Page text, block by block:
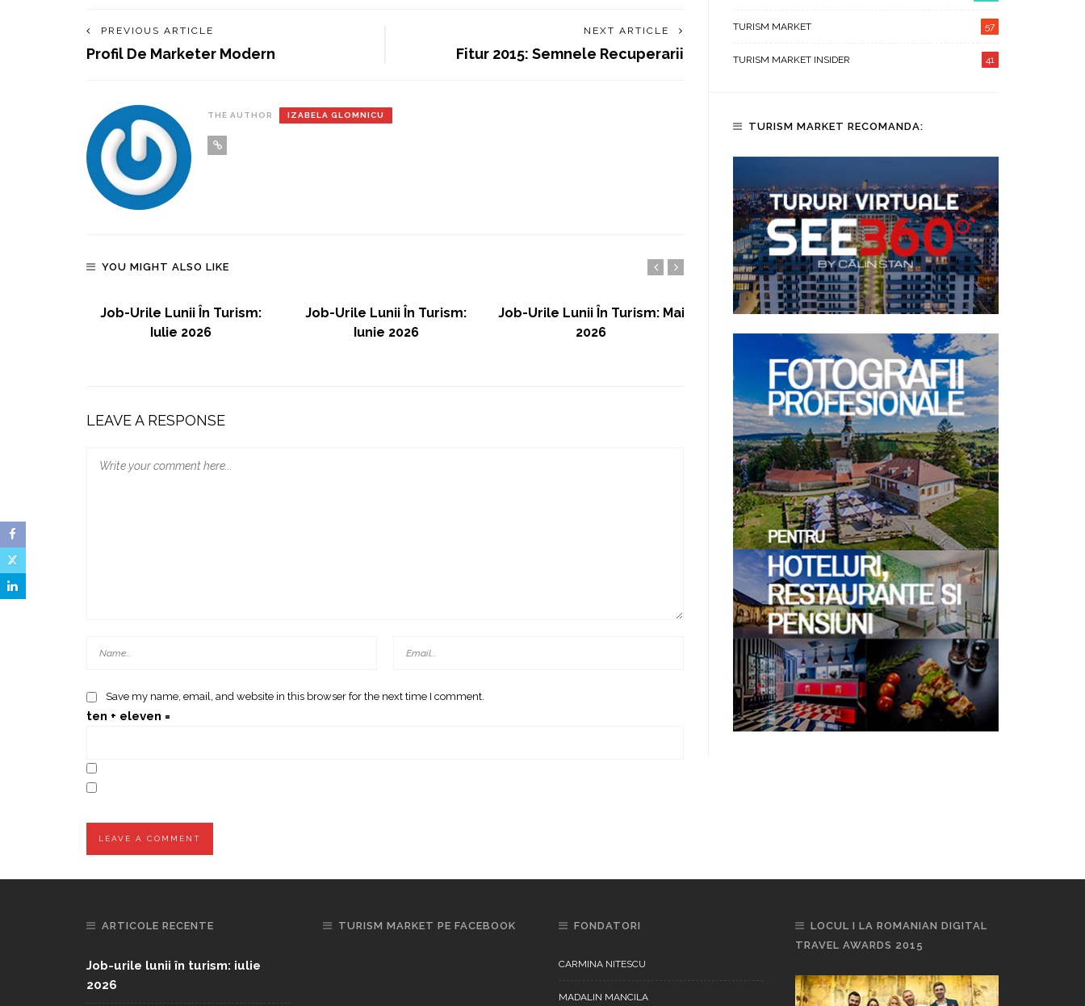
PREVIOUS ARTICLE
Profil De Marketer Modern
NEXT ARTICLE
Fitur 2015: Semnele Recuperarii
THE AUTHOR IZABELA GLOMNICU
YOU MIGHT ALSO LIKE
Job-Urile Lunii În Turism:
Iulie 2026
Job-Urile Lunii În Turism:
Iunie 2026
Job-Urile Lunii În Turism: Mai
2026
ChillSIM: ESIM-Uri Cu Acces
La Internet Disponibile În
Peste 190 Țări
TopHotel Conference
Profitable Growth In
The Road To 2030
LEAVE A RESPONSE
Save my name, email, and website in this browser for the next time I comment.
ten + eleven =
TURISM MARKET 57
TURISM MARKET INSIDER 41
TURISM MARKET RECOMANDA:
ARTICOLE RECENTE
Job-urile lunii în turism: iulie
2026
TURISM MARKET PE FACEBOOK FONDATORI
CARMINA NITESCU
MADALIN MANCILA
LOCUL I LA ROMANIAN DIGITAL
TRAVEL AWARDS 2015